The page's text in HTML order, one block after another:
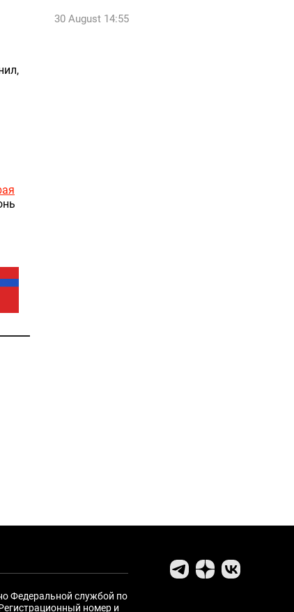
30 August 14:55
Федеральной службой по
номер и